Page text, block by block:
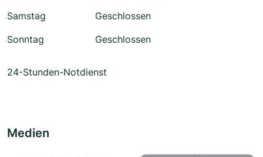
Samstag
Geschlossen
Sonntag
Geschlossen
24-Stunden-Notdienst
Medien